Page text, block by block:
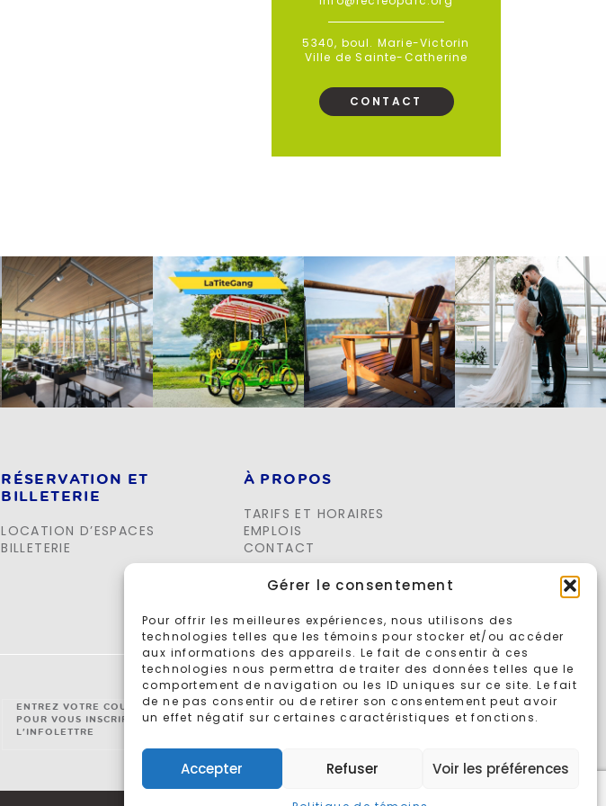
Gérer le consentement
Pour offrir les meilleures expériences, nous utilisons des
technologies telles que les témoins pour stocker et/ou accéder
aux informations des appareils. Le fait de consentir à ces
technologies nous permettra de traiter des données telles que le
comportement de navigation ou les ID uniques sur ce site. Le fait
de ne pas consentir ou de retirer son consentement peut avoir
un effet négatif sur certaines caractéristiques et fonctions.
Accepter Refuser Voir les préférences
5340, boul. Marie-Victorin
Ville de Sainte-Catherine
CONTACT
RÉSERVATION ET
BILLETERIE
LOCATION D’ESPACES
BILLETERIE
À PROPOS
TARIFS ET HORAIRES
EMPLOIS
CONTACT
ENTREZ VOTRE COURRIEL
POUR VOUS INSCRIRE À
L'INFOLETTRE